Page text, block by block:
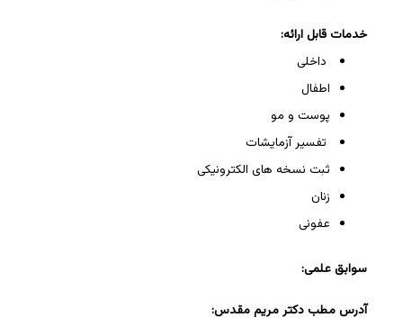
خدمات قابل ارائه:
داخلی
اطفال
پوست و مو
تفسیر آزمایشات
ثبت نسخه های الکترونیکی
زنان
عفونی
سوابق علمی:
آدرس مطب دکتر مریم مقدس: